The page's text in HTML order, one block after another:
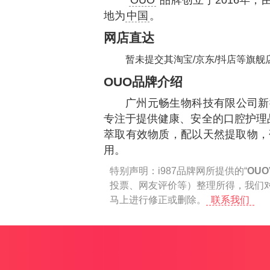
地为 中国 。
网店直达
暂未提交其淘宝/京东/抖店等旗舰
OUO品牌介绍
广州元畅生物科技有限公司
专注于提供健康、安全的口腔护
萃取有效物质，配以天然提取物
用。
特别声明： i987品牌网所提供的“OUO
投票、网友评价等）整理所得，我们
马上进行修正或删除。
联系我们